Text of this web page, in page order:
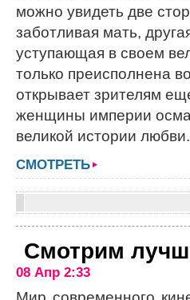
можно увидеть две
заботливая мать,
уступающая в своем
только преисполнена
открывает зрителям
женщины империи
великой истории любви.
СМОТРЕТЬ
Смотрим
08 Апр 2:33